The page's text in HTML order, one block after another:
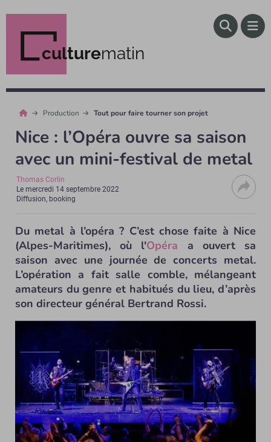
culturematin
Production Tout pour faire tourner son projet
Nice : l’Opéra ouvre sa saison
avec un mini-festival de metal
Thomas Corlin
Lemercredi 14 septembre 2022
Diffusion, booking
Du metal à l’opéra ? C’est chose faite à Nice
(Alpes-Maritimes), où l'Opéra a ouvert sa
saison avec une journée de concerts metal.
L’opération a fait salle comble, mélangeant
amateurs du genre et habitués du lieu, d’après
son directeur général Bertrand Rossi.